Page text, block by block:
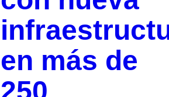
en más de
250